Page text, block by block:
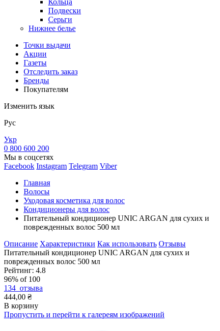
Кольца
Подвески
Серьги
Нижнее белье
Точки выдачи
Акции
Газеты
Отследить заказ
Бренды
Покупателям
Изменить язык
Рус
Укр
0 800 600 200
Мы в соцсетях
Facebook Instagram Telegram Viber
Главная
Волосы
Уходовая косметика для волос
Кондиционеры для волос
Питательный кондиционер UNIC ARGAN для сухих и
поврежденных волос 500 мл
Описание Характеристики Как использовать Отзывы
Питательный кондиционер UNIC ARGAN для сухих и
поврежденных волос 500 мл
Рейтинг: 4.8
96% of 100
134 отзыва
444,00 ₴
В корзину
Пропустить и перейти к галереям изображений